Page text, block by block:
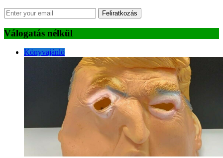
Feliratkozás
Válogatás nélkül
Könyvajánló